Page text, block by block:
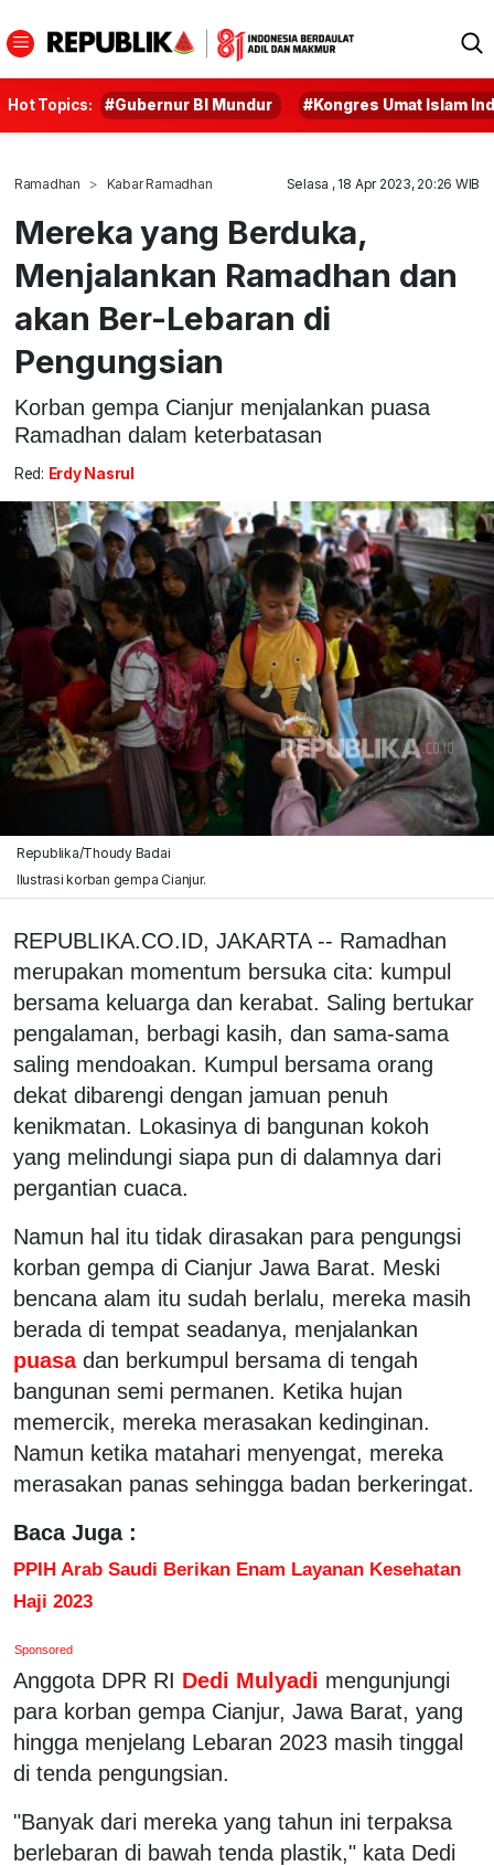
Hot Topics: #Gubernur BI Mundur #Kongres Umat Islam
Ramadhan Kabar Ramadhan Selasa , 18 Apr 2023, 20:26 WIB
Mereka yang Berduka,
Menjalankan Ramadhan dan
akan Ber-Lebaran di
Pengungsian
Korban gempa Cianjur menjalankan puasa
Ramadhan dalam keterbatasan
Red: Erdy Nasrul
Republika/Thoudy Badai
Ilustrasi korban gempa Cianjur.
REPUBLIKA.CO.ID, JAKARTA -- Ramadhan
merupakan momentum bersuka cita: kumpul
bersama keluarga dan kerabat. Saling bertukar
pengalaman, berbagi kasih, dan sama-sama
saling mendoakan. Kumpul bersama orang
dekat dibarengi dengan jamuan penuh
kenikmatan. Lokasinya di bangunan kokoh
yang melindungi siapa pun di dalamnya dari
pergantian cuaca.
Namun hal itu tidak dirasakan para pengungsi
korban gempa di Cianjur Jawa Barat. Meski
bencana alam itu sudah berlalu, mereka masih
berada di tempat seadanya, menjalankan
puasa dan berkumpul bersama di tengah
bangunan semi permanen. Ketika hujan
memercik, mereka merasakan kedinginan.
Namun ketika matahari menyengat, mereka
merasakan panas sehingga badan berkeringat.
Baca Juga :
PPIH Arab Saudi Berikan Enam Layanan Kesehatan
Haji 2023
Sponsored
Anggota DPR RI Dedi Mulyadi mengunjungi
para korban gempa Cianjur, Jawa Barat, yang
hingga menjelang Lebaran 2023 masih tinggal
di tenda pengungsian.
"Banyak dari mereka yang tahun ini terpaksa
berlebaran di bawah tenda plastik," kata Dedi